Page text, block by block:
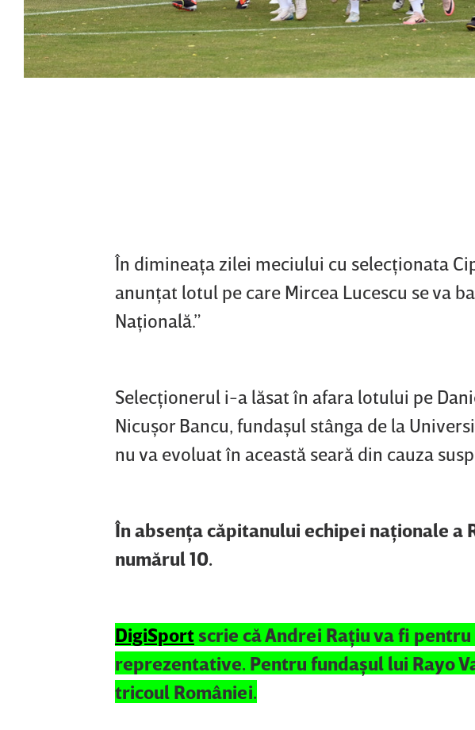
În dimineaţa zilei meciului cu selecţionata
anunţat lotul pe care Mircea Lucescu se va
Naţională.”
Selecţionerul i-a lăsat în afara lotului pe
Nicuşor Bancu, fundaşul stânga de la
nu va evoluat în această seară din cauza
În absenţa căpitanului echipei naţionale a
numărul 10.
DigiSport scrie că Andrei Raţiu va fi
reprezentative. Pentru fundaşul lui Rayo
tricoul României.